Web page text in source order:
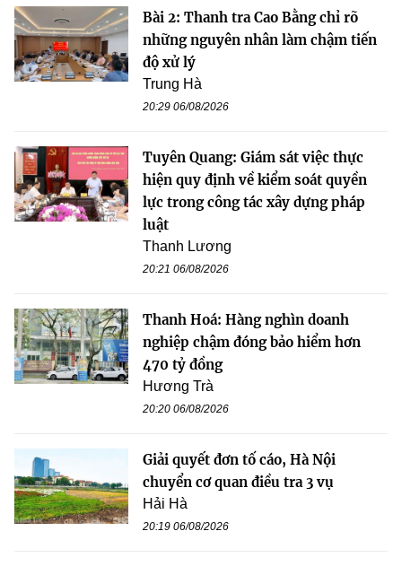
Bài 2: Thanh tra Cao Bằng chỉ rõ
những nguyên nhân làm chậm tiến
độ xử lý
Trung Hà
20:29 06/08/2026
Tuyên Quang: Giám sát việc thực
hiện quy định về kiểm soát quyền
lực trong công tác xây dựng pháp
luật
Thanh Lương
20:21 06/08/2026
Thanh Hoá: Hàng nghìn doanh
nghiệp chậm đóng bảo hiểm hơn
470 tỷ đồng
Hương Trà
20:20 06/08/2026
Giải quyết đơn tố cáo, Hà Nội
chuyển cơ quan điều tra 3 vụ
Hải Hà
20:19 06/08/2026